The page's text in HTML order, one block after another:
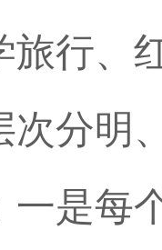
旅行、
次分明
一是每